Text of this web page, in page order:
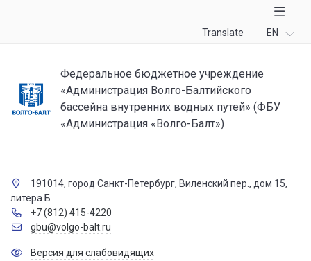
Translate EN
Федеральное бюджетное учреждение
«Администрация Волго-Балтийского
бассейна внутренних водных путей» (ФБУ
«Администрация «Волго-Балт»)
191014, город Санкт-Петербург, Виленский пер., дом 15,
литера Б
+7 (812) 415-4220
gbu@volgo-balt.ru
Версия для слабовидящих